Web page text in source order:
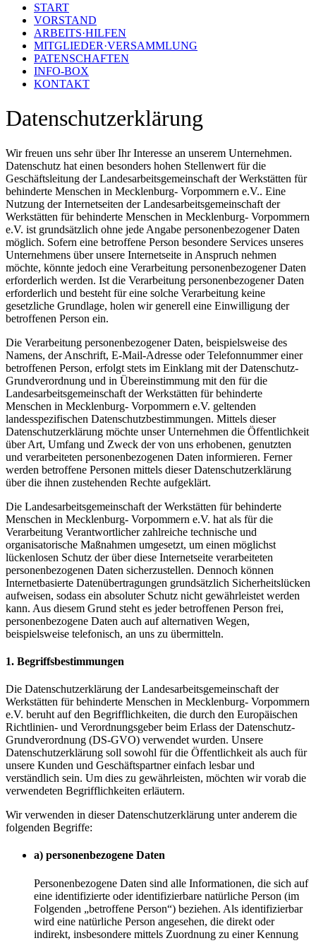
START
VORSTAND
ARBEITS·HILFEN
MITGLIEDER·VERSAMMLUNG
PATENSCHAFTEN
INFO-BOX
KONTAKT
Datenschutzerklärung
Wir freuen uns sehr über Ihr Interesse an unserem Unternehmen.
Datenschutz hat einen besonders hohen Stellenwert für die
Geschäftsleitung der Landesarbeitsgemeinschaft der Werkstätten für
behinderte Menschen in Mecklenburg- Vorpommern e.V.. Eine
Nutzung der Internetseiten der Landesarbeitsgemeinschaft der
Werkstätten für behinderte Menschen in Mecklenburg- Vorpommern
e.V. ist grundsätzlich ohne jede Angabe personenbezogener Daten
möglich. Sofern eine betroffene Person besondere Services unseres
Unternehmens über unsere Internetseite in Anspruch nehmen
möchte, könnte jedoch eine Verarbeitung personenbezogener Daten
erforderlich werden. Ist die Verarbeitung personenbezogener Daten
erforderlich und besteht für eine solche Verarbeitung keine
gesetzliche Grundlage, holen wir generell eine Einwilligung der
betroffenen Person ein.
Die Verarbeitung personenbezogener Daten, beispielsweise des
Namens, der Anschrift, E-Mail-Adresse oder Telefonnummer einer
betroffenen Person, erfolgt stets im Einklang mit der Datenschutz-
Grundverordnung und in Übereinstimmung mit den für die
Landesarbeitsgemeinschaft der Werkstätten für behinderte
Menschen in Mecklenburg- Vorpommern e.V. geltenden
landesspezifischen Datenschutzbestimmungen. Mittels dieser
Datenschutzerklärung möchte unser Unternehmen die Öffentlichkeit
über Art, Umfang und Zweck der von uns erhobenen, genutzten
und verarbeiteten personenbezogenen Daten informieren. Ferner
werden betroffene Personen mittels dieser Datenschutzerklärung
über die ihnen zustehenden Rechte aufgeklärt.
Die Landesarbeitsgemeinschaft der Werkstätten für behinderte
Menschen in Mecklenburg- Vorpommern e.V. hat als für die
Verarbeitung Verantwortlicher zahlreiche technische und
organisatorische Maßnahmen umgesetzt, um einen möglichst
lückenlosen Schutz der über diese Internetseite verarbeiteten
personenbezogenen Daten sicherzustellen. Dennoch können
Internetbasierte Datenübertragungen grundsätzlich Sicherheitslücken
aufweisen, sodass ein absoluter Schutz nicht gewährleistet werden
kann. Aus diesem Grund steht es jeder betroffenen Person frei,
personenbezogene Daten auch auf alternativen Wegen,
beispielsweise telefonisch, an uns zu übermitteln.
1. Begriffsbestimmungen
Die Datenschutzerklärung der Landesarbeitsgemeinschaft der
Werkstätten für behinderte Menschen in Mecklenburg- Vorpommern
e.V. beruht auf den Begrifflichkeiten, die durch den Europäischen
Richtlinien- und Verordnungsgeber beim Erlass der Datenschutz-
Grundverordnung (DS-GVO) verwendet wurden. Unsere
Datenschutzerklärung soll sowohl für die Öffentlichkeit als auch für
unsere Kunden und Geschäftspartner einfach lesbar und
verständlich sein. Um dies zu gewährleisten, möchten wir vorab die
verwendeten Begrifflichkeiten erläutern.
Wir verwenden in dieser Datenschutzerklärung unter anderem die
folgenden Begriffe:
a) personenbezogene Daten
Personenbezogene Daten sind alle Informationen, die sich auf
eine identifizierte oder identifizierbare natürliche Person (im
Folgenden „betroffene Person“) beziehen. Als identifizierbar
wird eine natürliche Person angesehen, die direkt oder
indirekt, insbesondere mittels Zuordnung zu einer Kennung